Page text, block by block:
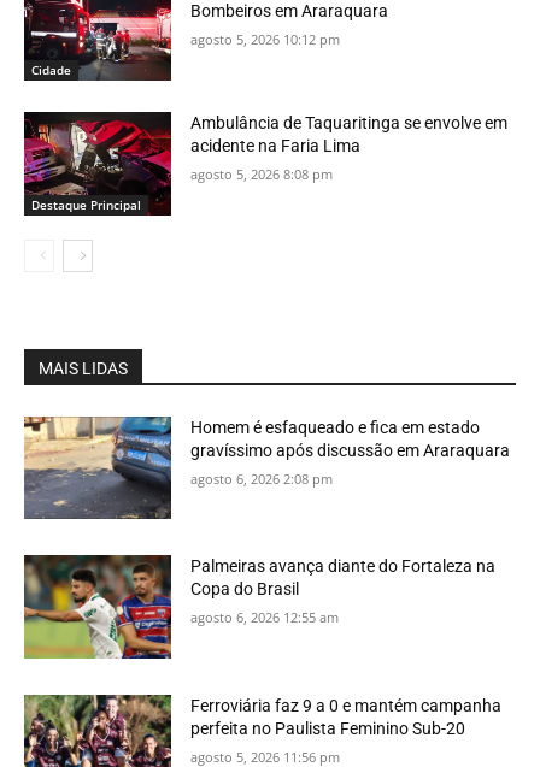
Cidade
Bombeiros em Araraquara
agosto 5, 2026 10:12 pm
Destaque Principal
Ambulância de Taquaritinga se envolve em
acidente na Faria Lima
agosto 5, 2026 8:08 pm
MAIS LIDAS
Homem é esfaqueado e fica em estado
gravíssimo após discussão em Araraquara
agosto 6, 2026 2:08 pm
Palmeiras avança diante do Fortaleza na
Copa do Brasil
agosto 6, 2026 12:55 am
Ferroviária faz 9 a 0 e mantém campanha
perfeita no Paulista Feminino Sub-20
agosto 5, 2026 11:56 pm